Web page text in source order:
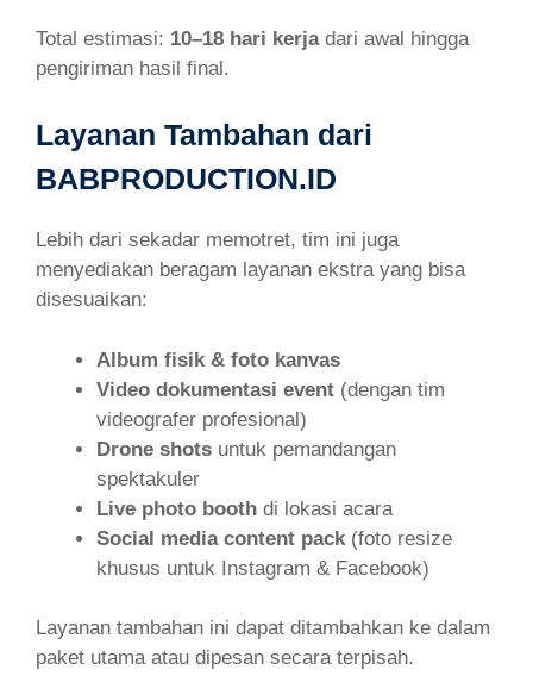
Total estimasi: 10–18 hari kerjadari awal hingga
pengiriman hasil final.
Layanan Tambahan dari
BABPRODUCTION.ID
Lebih dari sekadar memotret, tim ini juga
menyediakan beragam layanan ekstra yang bisa
disesuaikan:
Album fisik & foto kanvas
Video dokumentasi event (dengan tim
videografer profesional)
Drone shots untuk pemandangan
spektakuler
Live photo booth di lokasi acara
Social media content pack (foto resize
khusus untuk Instagram & Facebook)
Layanan tambahan ini dapat ditambahkan ke dalam
paket utama atau dipesan secara terpisah.